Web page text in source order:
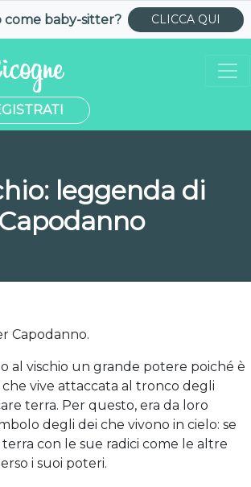
come baby-sitter? CLICCA QUI
leggenda di
Capodanno
Capodanno.
al vischio un grande potere poiché è
vive attaccata al tronco degli
terra. Per questo, era da loro
degli dei che vivono in cielo: se
con le sue radici come le altre
i suoi poteri.